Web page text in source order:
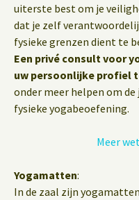
uiterste best om je
dat je zelf
fysieke grenzen dient te
Een privé consult voor
uw persoonlijke profiel
onder meer helpen om
fysieke yogabeoefening.
Meer
Yogamatten:
In de zaal zijn